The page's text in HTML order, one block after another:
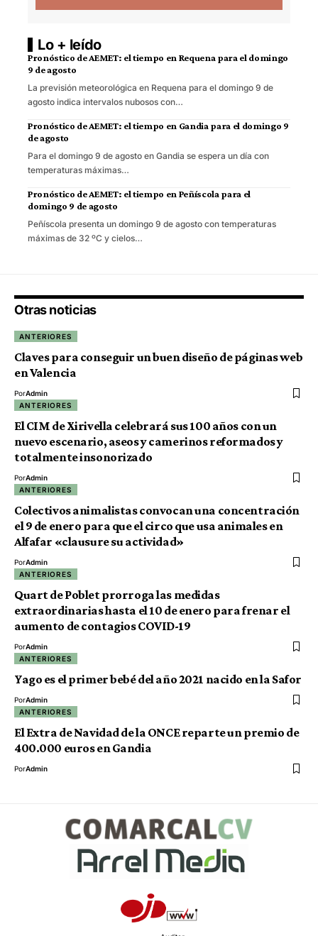
Lo + leído
Pronóstico de AEMET: el tiempo en Requena para el domingo
9 de agosto
La previsión meteorológica en Requena para el domingo 9 de
agosto indica intervalos nubosos con…
Pronóstico de AEMET: el tiempo en Gandia para el domingo 9
de agosto
Para el domingo 9 de agosto en Gandia se espera un día con
temperaturas máximas…
Pronóstico de AEMET: el tiempo en Peñíscola para el
domingo 9 de agosto
Peñíscola presenta un domingo 9 de agosto con temperaturas
máximas de 32 ºC y cielos…
Otras noticias
ANTERIORES
Claves para conseguir un buen diseño de páginas web
en Valencia
PorAdmin
ANTERIORES
El CIM de Xirivella celebrará sus 100 años con un
nuevo escenario, aseos y camerinos reformados y
totalmente insonorizado
PorAdmin
ANTERIORES
Colectivos animalistas convocan una concentración
el 9 de enero para que el circo que usa animales en
Alfafar «clausure su actividad»
PorAdmin
ANTERIORES
Quart de Poblet prorroga las medidas
extraordinarias hasta el 10 de enero para frenar el
aumento de contagios COVID-19
PorAdmin
ANTERIORES
Yago es el primer bebé del año 2021 nacido en la Safor
PorAdmin
ANTERIORES
El Extra de Navidad de la ONCE reparte un premio de
400.000 euros en Gandia
PorAdmin